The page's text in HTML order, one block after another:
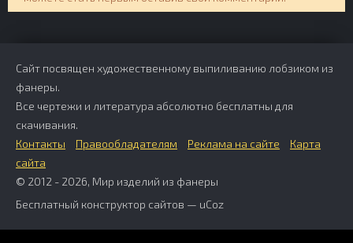
Сайт посвящен художественному выпиливанию лобзиком из
фанеры.
Все чертежи и литература абсолютно бесплатны для
скачивания.
Контакты
Правообладателям Реклама на сайте
Карта
сайта
© 2012 - 2026, Мир изделий из фанеры
Бесплатный конструктор сайтов — uCoz